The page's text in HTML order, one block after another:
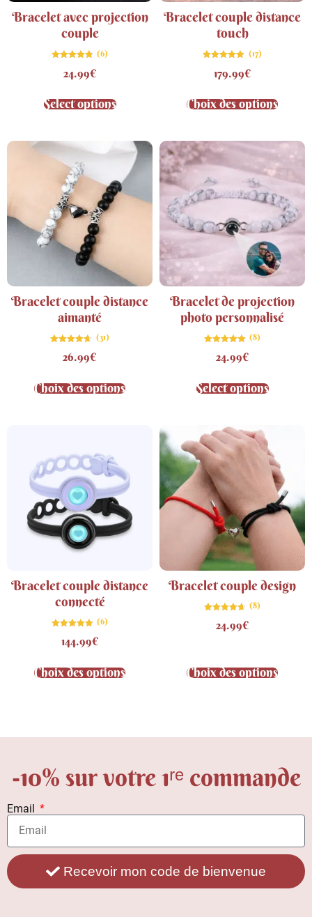
Bracelet avec projection
couple
4.83
sur 5
(6)
24.99€
Select options
Bracelet couple distance
touch
4.82
sur 5
(17)
179.99€
Choix des options
Bracelet couple distance
aimanté
4.61
sur 5
(31)
26.99€
Choix des options
Bracelet de projection
photo personnalisé
5.00
sur 5
(8)
24.99€
Select options
Bracelet couple distance
connecté
5.00
sur 5
(6)
144.99€
Choix des options
Bracelet couple design
4.63
sur 5
(8)
24.99€
Choix des options
-10% sur votre 1ʳᵉ commande
Email
Recevoir mon code de bienvenue